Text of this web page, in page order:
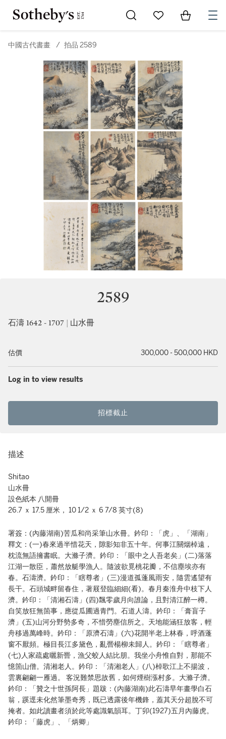
Go to My Favorites
Items in
中國古代書畫 / 拍品 2589
2589
石濤 1642 - 1707 | 山水冊
估價 300,000 - 500,000 HKD
Log in to view results
招標截止
描述
Shitao
山水冊
設色紙本 八開冊
26.7 ｘ 17.5 厘米， 10 1/2 ｘ 6 7/8 英寸(8)
署簽：(內藤湖南)苦瓜和尚采筆山水冊。鈐印：「虎」、「湖南」
釋文：(一)春來過半惜花天，隙影知非五十年。何事江關烟棹遠，
枕流無語擁書眠。大滌子濟。鈐印：「眼中之人吾老矣」(二)落落
江湖一散臣，蕭然放艇學漁人。隨波欲覓桃花瓣，不信塵埃亦有
春。石濤濟。鈐印：「瞎尊者」(三)漫道孤蓬風雨安，隨雲遙望有
長干。石頭城畔留春住，著屐登臨細細(看)。春月秦淮舟中枝下人
濟。鈐印：「清湘石濤」(四)飄零歲月向誰論，且對清江醉一樽。
自笑放狂無箇事，應從瓜圃過青門。石道人濤。鈐印：「膏盲子
濟」(五)山河分野勢多奇，不惜勞塵信所之。天地能涵狂放客，輕
舟移過萬峰時。鈐印：「原濟石濤」(六)花開半老上林春，呼酒蓬
窗不厭頻。極目長江多黛色，亂罾楊柳未歸人。鈐印：「瞎尊者」
(七)人家疏處曬新罾，漁父蛟人結比朋。我坐小舟惟自對，那能不
憶箇山僧。清湘老人。鈐印：「清湘老人」(八)棹歌江上不揚波，
雲裏翩翩一雁過。 客況難禁思故舊，如何煙樹漲村多。大滌子濟。
鈐印：「贊之十世孫阿長」題跋：(內藤湖南)此石濤早年畫學白石
翁，蹊逕未化然筆墨奇秀，既已透露後年機鋒，蓋其天分超脫不可
掩者。如此讀畫者須於此等處識氣韻耳。丁卯(1927)五月內藤虎。
鈐印：「藤虎」、「炳卿」